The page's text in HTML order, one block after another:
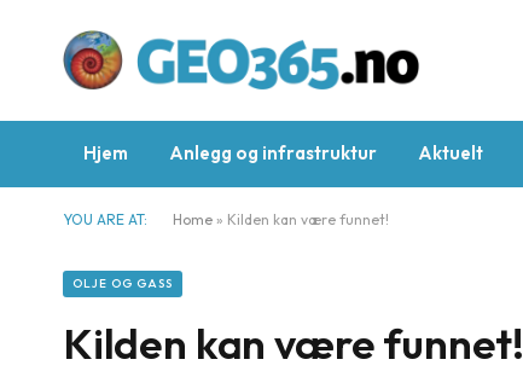
Hjem Anlegg og infrastruktur Aktuelt
YOU ARE AT: Home » Kilden kan være funnet!
OLJE OG GASS
Kilden kan være funnet!